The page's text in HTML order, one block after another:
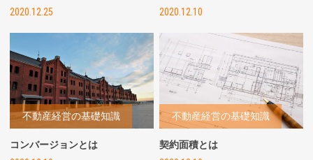
2020.12.25
2020.12.10
不動産経営の基礎知識
コンバージョンとは
不動産経営の基礎知識
契約面積とは